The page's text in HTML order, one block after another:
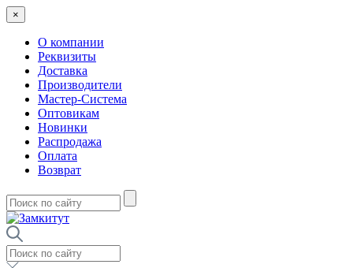
×
О компании
Реквизиты
Доставка
Производители
Мастер-Система
Оптовикам
Новинки
Распродажа
Оплата
Возврат